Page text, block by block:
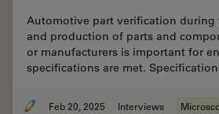
Automotive part verification during
and production of parts and
or manufacturers is important for
specifications are met.
Feb 20, 2025 Interviews